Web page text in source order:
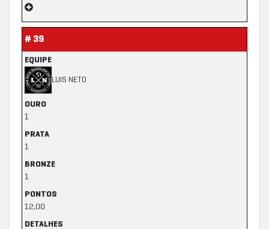
# 39
EQUIPE
LUIS NETO
OURO
1
PRATA
1
BRONZE
1
PONTOS
12,00
DETALHES